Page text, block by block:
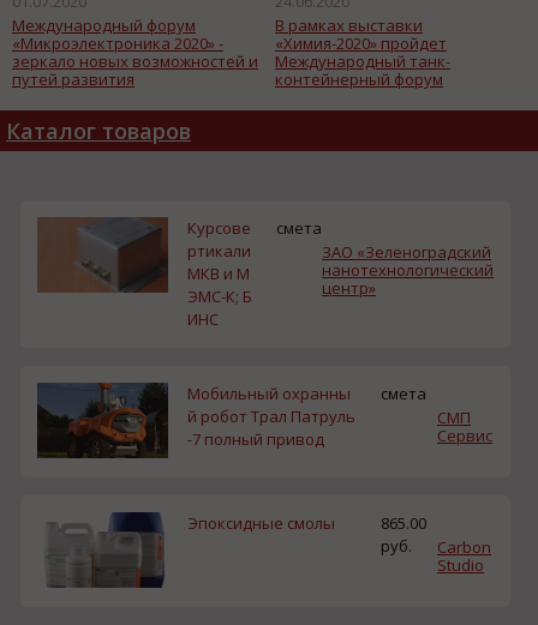
Международный форум
«Микроэлектроника 2020» -
зеркало новых возможностей и
путей развития
промышленности
В рамках выставки
«Химия-2020» пройдет
Международный танк-
контейнерный форум
Каталог товаров
Курсове
ртикали
МКВ и М
ЭМС-К; Б
ИНС
смета
ЗАО «Зеленоградский
нанотехнологический
центр»
Мобильный охранны
й робот Трал Патруль
-7 полный привод
смета
СМП
Сервис
Эпоксидные смолы
865.00
руб.
Carbon
Studio